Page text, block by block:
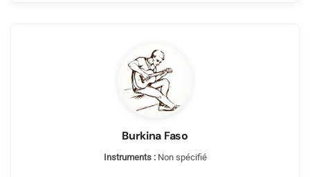
Burkina Faso
Instruments :Non spécifié